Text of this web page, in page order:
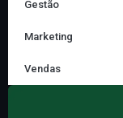
Gestão
Marketing
Vendas